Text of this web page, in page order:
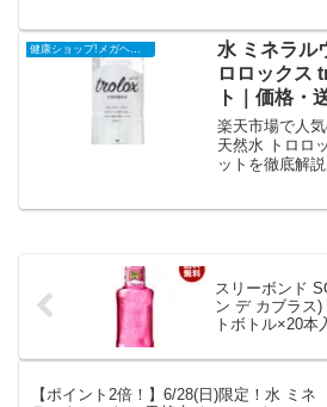
ビュー0件・平
方法まとめ。
水 ミネラル
ロロックス
ト｜価格・
とめ
楽天市場で人
天然水 トロロ
ットを徹底解
スリーボンド
ン デ カブラス)
トボトル×20本
料・ポイント
【ポイント2倍！】6/28(日)限定！水 ミネ